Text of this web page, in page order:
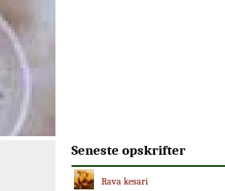
Seneste opskrifter
Rava kesari